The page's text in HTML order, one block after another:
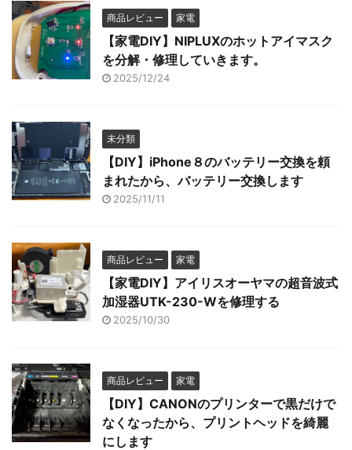
商品レビュー 家電
【家電DIY】NIPLUXのホットアイマスク
を分解・修理していきます。
2025/12/24
未分類
【DIY】iPhone８のバッテリー交換を頼
まれたから、バッテリー交換します
2025/11/11
商品レビュー 家電
【家電DIY】アイリスオーヤマの超音波式
加湿器UTK-230-Wを修理する
2025/10/30
商品レビュー 家電
【DIY】CANONのプリンターで黒だけで
なくなったから、プリントヘッドを綺麗
にします